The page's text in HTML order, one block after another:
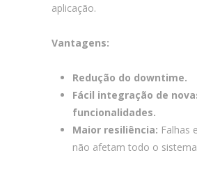
aplicação.
Vantagens:
Redução do downtime.
Fácil integração de
funcionalidades.
Maior resiliência: Falhas
não afetam todo o